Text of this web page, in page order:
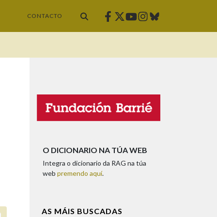
CONTACTO Facebook
Twitter
Youtube
Instagram
Bluesky
O DICIONARIO NA TÚA WEB
Integra o dicionario da RAG na túa
web premendo aquí.
AS MÁIS BUSCADAS